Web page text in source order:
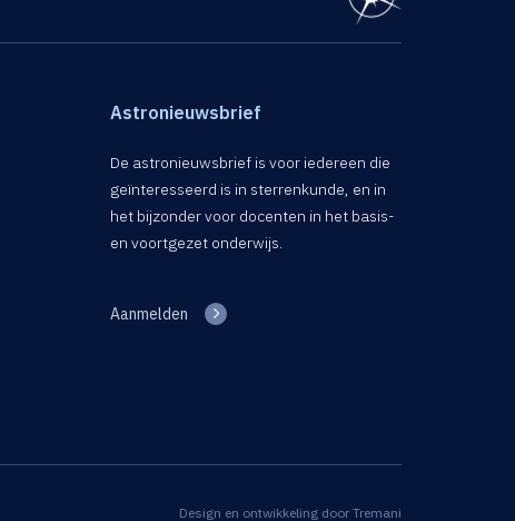
Astronieuwsbrief
De astronieuwsbrief is voor iedereen die
geïnteresseerd is in sterrenkunde, en in
het bijzonder voor docenten in het basis-
en voortgezet onderwijs.
Aanmelden
Design en ontwikkeling door Tremani